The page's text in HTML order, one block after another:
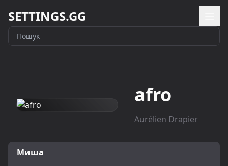
SETTINGS.GG
afro
Aurélien Drapier
Миша